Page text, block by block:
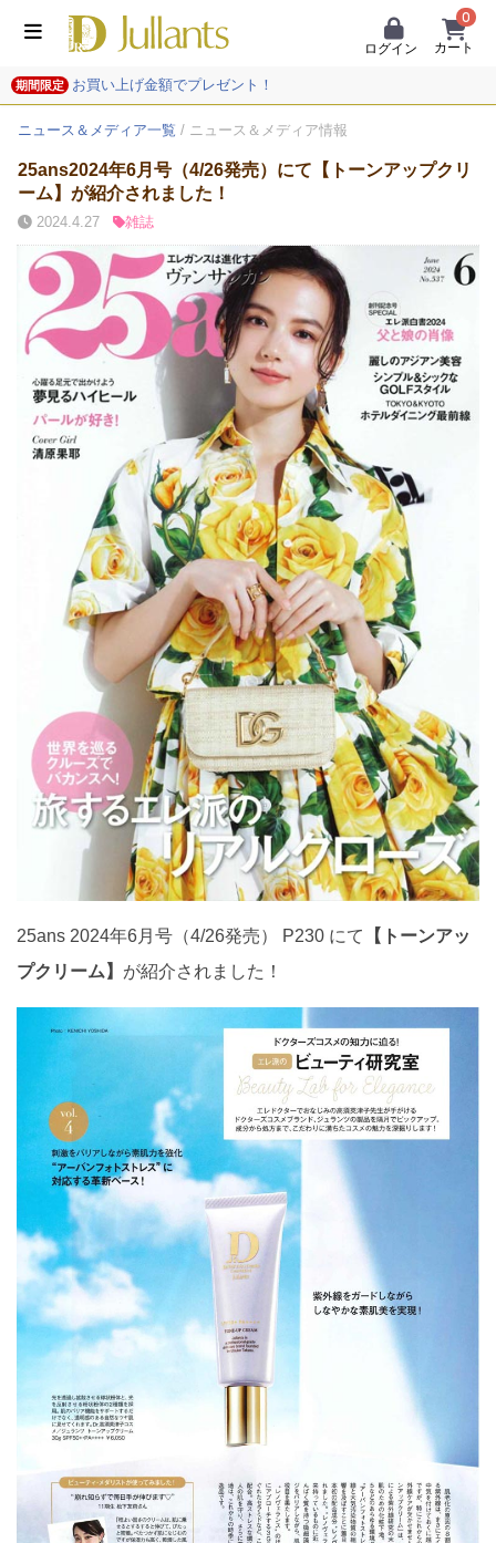
ログイン
0
カート
期間限定 お買い上げ金額でプレゼント！
ニュース＆メディア一覧 / ニュース＆メディア情報
25ans2024年6月号（4/26発売）にて【トーンアップクリ
ーム】が紹介されました！
2024.4.27 雑誌
25ans 2024年6月号（4/26発売） P230 にて
【トーンアッ
プクリーム】 が紹介されました！